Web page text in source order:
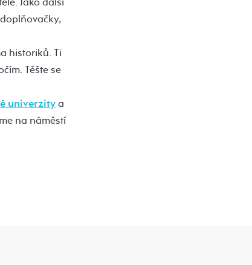
historiků. Ti
Těšte se
univerzitya
na náměstí